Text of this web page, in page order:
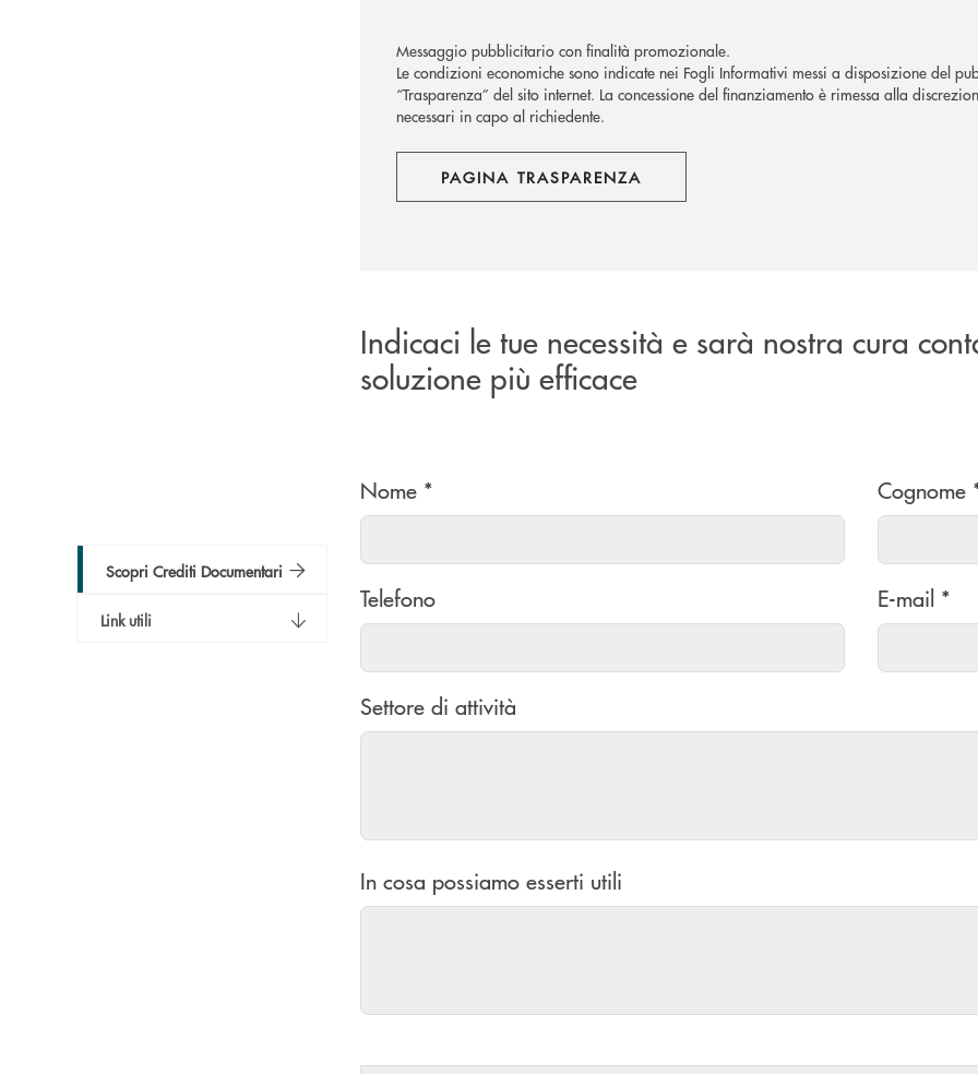
Scopri Crediti Documentari
Link utili
Messaggio pubblicitario con finalità promozionale.
Le condizioni economiche sono indicate nei Fogli Informativi messi a disposizione del
“Trasparenza” del sito internet. La concessione del finanziamento è rimessa alla
necessari in capo al richiedente.
PAGINA TRASPARENZA
Indicaci le tue necessità e sarà nostra cura
soluzione più efficace
Nome * Cognome
Telefono E-mail *
Settore di attività
In cosa possiamo esserti utili